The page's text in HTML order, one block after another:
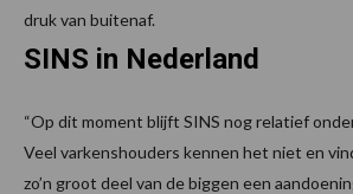
druk van buitenaf.
SINS in Nederland
“Op dit moment blijft SINS nog relatief
Veel varkenshouders kennen het niet en
zo’n groot deel van de biggen een